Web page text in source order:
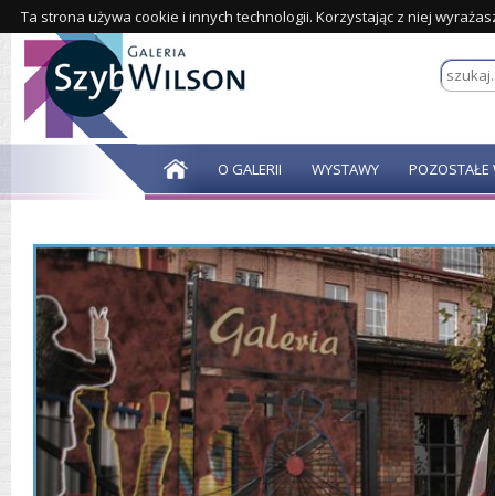
Ta strona używa cookie i innych technologii. Korzystając z niej
O GALERII WYSTAWY POZOSTAŁE